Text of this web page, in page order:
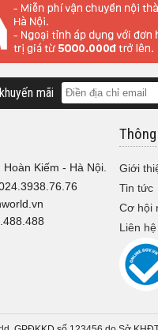
mãi
Kiếm - Hà Nội.
Giới
Tin tức
Cơ hội
Liên hệ